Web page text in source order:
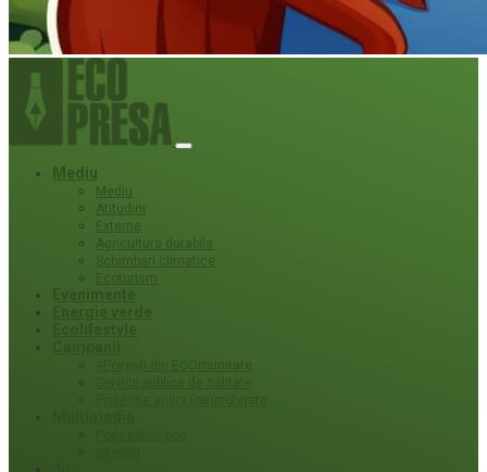
Mediu
Mediu
Atitudini
Externe
Agricultura durabila
Schimbari climatice
Ecoturism